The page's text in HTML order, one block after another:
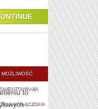
MOŻLIWOŚĆ
HISTORIA
I
WYŁĄCZONA
to